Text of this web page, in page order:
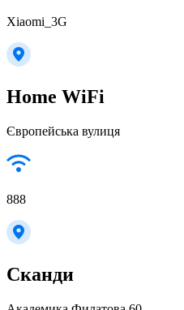
Xiaomi_3G
Home WiFi
Європейська вулиця
888
Сканди